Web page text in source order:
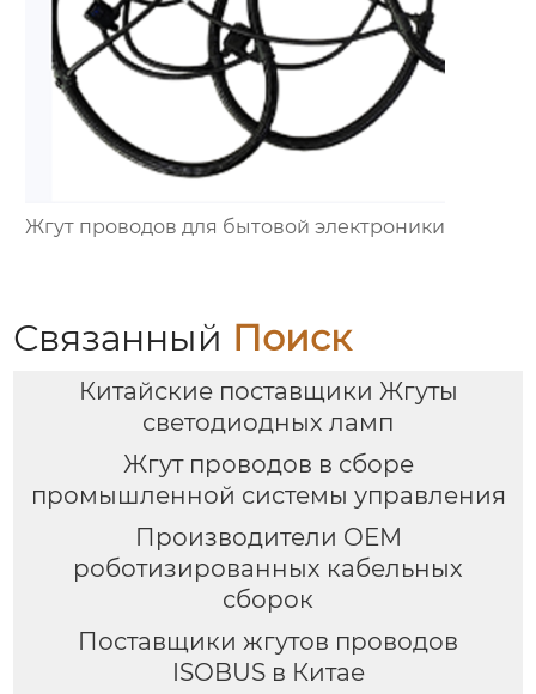
Жгут проводов для бытовой электроники
Связанный Поиск
Китайские поставщики Жгуты
светодиодных ламп
Жгут проводов в сборе
промышленной системы управления
Производители OEM
роботизированных кабельных
сборок
Поставщики жгутов проводов
ISOBUS в Китае